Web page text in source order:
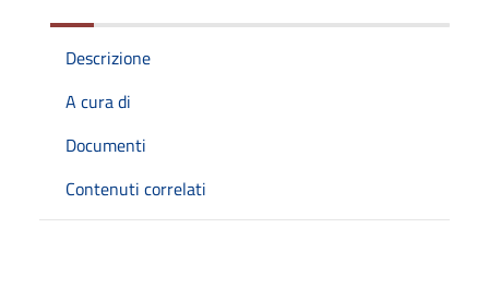
Descrizione
A cura di
Documenti
Contenuti correlati